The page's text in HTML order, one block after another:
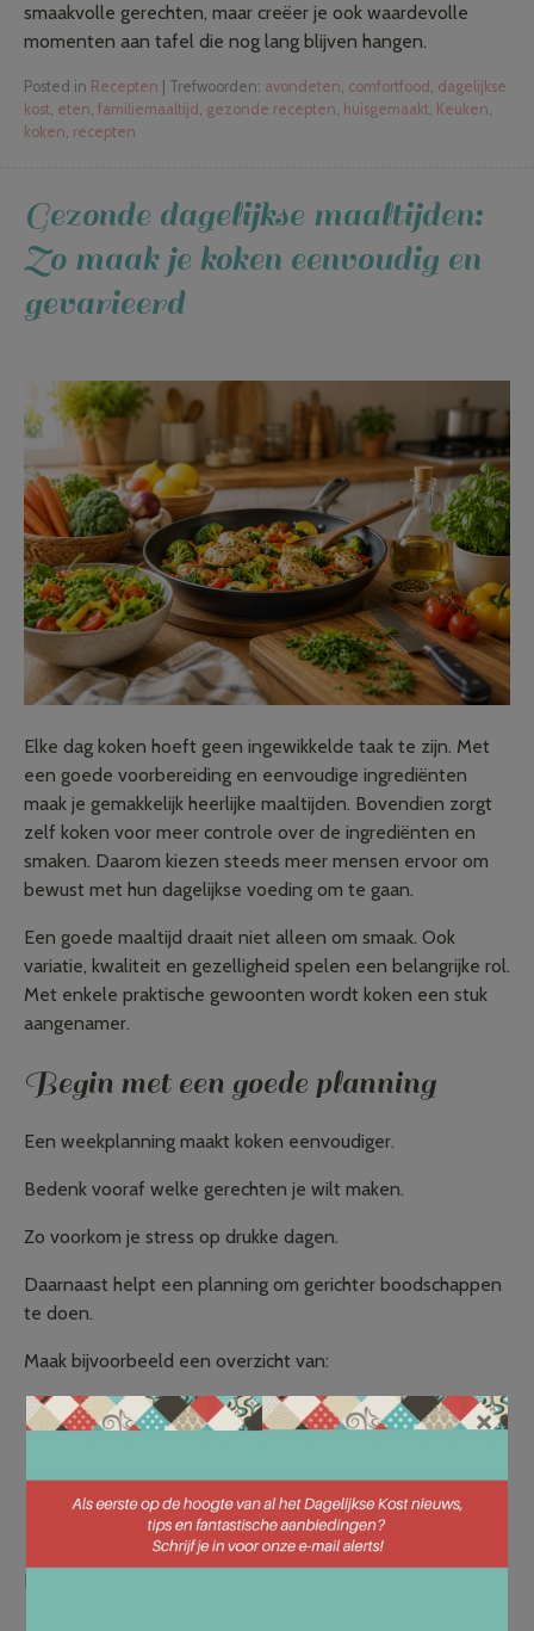
smaakvolle gerechten, maar creëer je ook waardevolle
momenten aan tafel die nog lang blijven hangen.
Posted in Recepten Trefwoorden: avondeten, comfortfood , dagelijkse
kost, eten, familiemaaltijd , gezonde recepten, huisgemaakt, Keuken,
koken, recepten
Gezonde dagelijkse maaltijden:
Zo maak je koken eenvoudig en
gevarieerd
Elke dag koken hoeft geen ingewikkelde taak te zijn. Met
een goede voorbereiding en eenvoudige ingrediënten
maak je gemakkelijk heerlijke maaltijden. Bovendien zorgt
zelf koken voor meer controle over de ingrediënten en
smaken. Daarom kiezen steeds meer mensen ervoor om
bewust met hun dagelijkse voeding om te gaan.
Een goede maaltijd draait niet alleen om smaak. Ook
variatie, kwaliteit en gezelligheid spelen een belangrijke rol.
Met enkele praktische gewoonten wordt koken een stuk
aangenamer.
Begin met een goede planning
Een weekplanning maakt koken eenvoudiger.
Bedenk vooraf welke gerechten je wilt maken.
Zo voorkom je stress op drukke dagen.
Daarnaast helpt een planning om gerichter boodschappen
te doen.
Maak bijvoorbeeld een overzicht van:
Ontbijt
Lunch
Tussendoortjes
Benodigde ingrediënten
Hierdoor houd je meer structuur in je eetpatroon.
×